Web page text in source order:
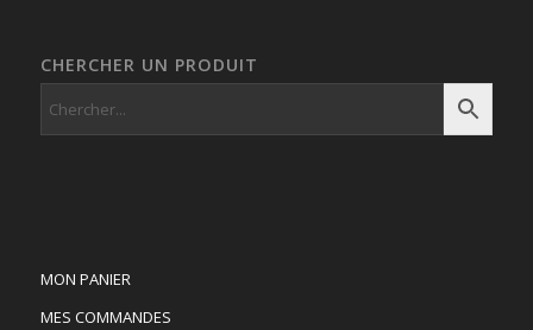
CHERCHER UN PRODUIT
MON PANIER
MES COMMANDES